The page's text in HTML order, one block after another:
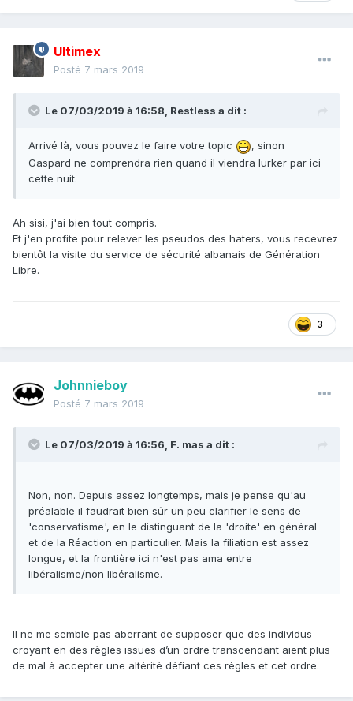
Ultimex
Posté 7 mars 2019
Le 07/03/2019 à 16:58, Restless a dit :
Arrivé là, vous pouvez le faire votre topic
, sinon
Gaspard ne comprendra rien quand il viendra lurker par ici
cette nuit.
Ah sisi, j'ai bien tout compris.
Et j'en profite pour relever les pseudos des haters, vous recevrez
bientôt la visite du service de sécurité albanais de Génération
Libre.
3
Johnnieboy
Posté 7 mars 2019
Le 07/03/2019 à 16:56, F. mas a dit :
Non, non. Depuis assez longtemps, mais je pense qu'au
préalable il faudrait bien sûr un peu clarifier le sens de
'conservatisme', en le distinguant de la 'droite' en général
et de la Réaction en particulier. Mais la filiation est assez
longue, et la frontière ici n'est pas ama entre
libéralisme/non libéralisme.
Il ne me semble pas aberrant de supposer que des individus
croyant en des règles issues d’un ordre transcendant aient plus
de mal à accepter une altérité défiant ces règles et cet ordre.